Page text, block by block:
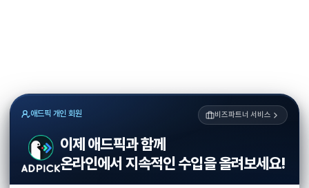
애드픽 개인 회원 비즈파트너 서비스
이제 애드픽과 함께
온라인에서 지속적인 수입을 올려보세요!